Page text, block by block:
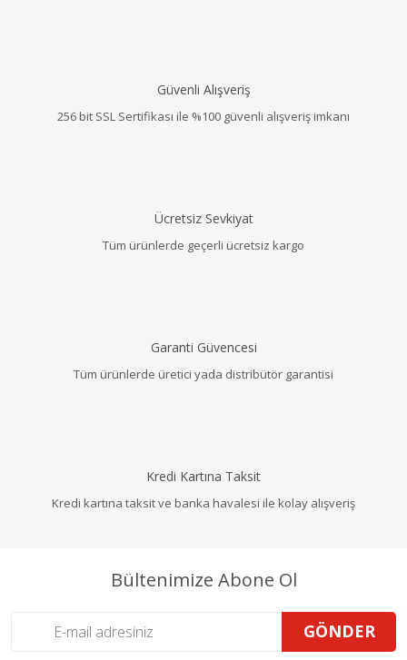
Güvenli Alışveriş
256 bit SSL Sertifikası ile %100 güvenli alışveriş imkanı
Ücretsiz Sevkiyat
Tüm ürünlerde geçerli ücretsiz kargo
Garanti Güvencesi
Tüm ürünlerde üretici yada distribütör garantisi
Kredi Kartına Taksit
Kredi kartına taksit ve banka havalesi ile kolay alışveriş
Bültenimize Abone Ol
GÖNDER